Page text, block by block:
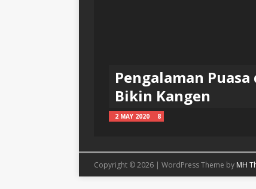
Pengalaman
Bikin Kangen
2 MAY 2020 8
Copyright © 2026 | WordPress Theme by MH